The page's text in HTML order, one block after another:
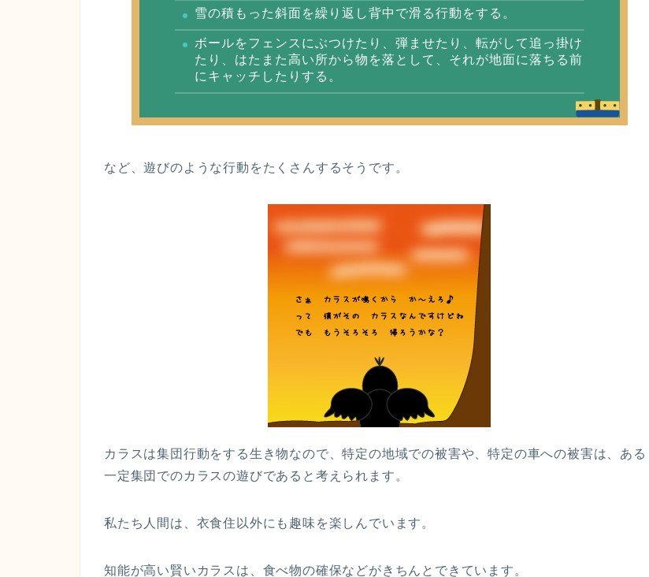
雪の積もった斜面を繰り返し背中で滑る行動をする。
ボールをフェンスにぶつけたり、弾ませたり、転がして追っ掛け
たり、はたまた高い所から物を落として、それが地面に落ちる前
にキャッチしたりする。
など、遊びのような行動をたくさんするそうです。
カラスは集団行動をする生き物なので、特定の地域での被害や、特定の車への被害は、ある
一定集団でのカラスの遊びであると考えられます。
私たち人間は、衣食住以外にも趣味を楽しんでいます。
知能が高い賢いカラスは、食べ物の確保などがきちんとできています。